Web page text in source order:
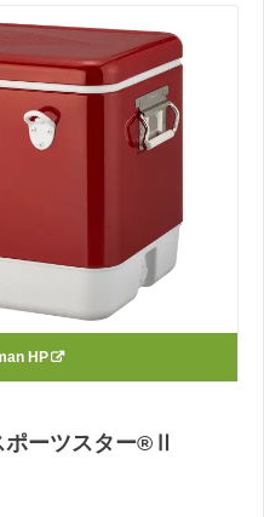
HP
ーツスター®Ⅱ